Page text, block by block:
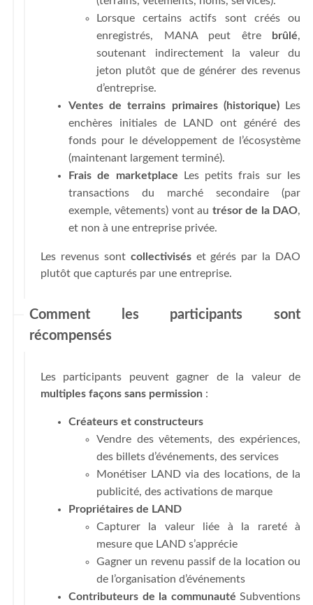
Lorsque certains actifs sont créés ou
enregistrés, MANA peut être
brûlé,
soutenant indirectement la valeur du
jeton plutôt que de générer des revenus
d’entreprise.
Ventes de terrains primaires (historique)Les
enchères initiales de LAND ont généré des
fonds pour le développement de l’écosystème
(maintenant largement terminé).
Frais de marketplace Les petits frais sur les
transactions du marché secondaire (par
exemple, vêtements) vont au trésor de la DAO,
et non à une entreprise privée.
Les revenus sont collectiviséset gérés par la DAO
plutôt que capturés par une entreprise.
Comment les participants sont
récompensés
Les participants peuvent gagner de la valeur de
multiples façons sans permission :
Créateurs et constructeurs
Vendre des vêtements, des expériences,
des billets d’événements, des services
Monétiser LAND via des locations, de la
publicité, des activations de marque
Propriétaires de LAND
Capturer la valeur liée à la rareté à
mesure que LAND s’apprécie
Gagner un revenu passif de la location ou
de l’organisation d’événements
Contributeurs de la communauté Subventions